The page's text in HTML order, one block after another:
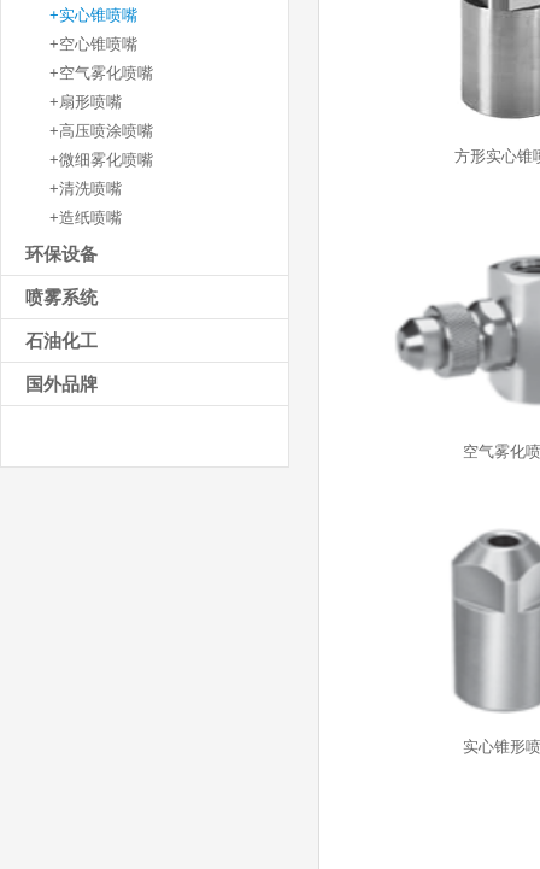
+实心锥喷嘴
+空心锥喷嘴
+空气雾化喷嘴
+扇形喷嘴
+高压喷涂喷嘴
+微细雾化喷嘴
+清洗喷嘴
+造纸喷嘴
环保设备
喷雾系统
石油化工
国外品牌
方形实心锥
空气雾化
实心锥形